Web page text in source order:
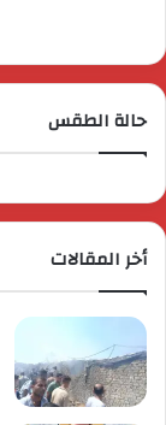
حالة الطقس
أخر المقالات